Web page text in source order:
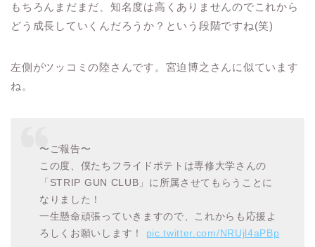
もちろんまだまだ、知名度は高くありませんのでこれから
どう成長していくんだろうか？という段階ですね(笑)
左側がツッコミの陸さんです。宮迫博之さんに似ています
ね。
〜ご報告〜
この度、僕たちフライドポテトは専修大学さんの
「STRIP GUN CLUB」に所属させてもらうことに
なりました！
一生懸命頑張っていきますので、これからも応援よ
ろしくお願いします！ pic.twitter.com/NRUjl4aPBp